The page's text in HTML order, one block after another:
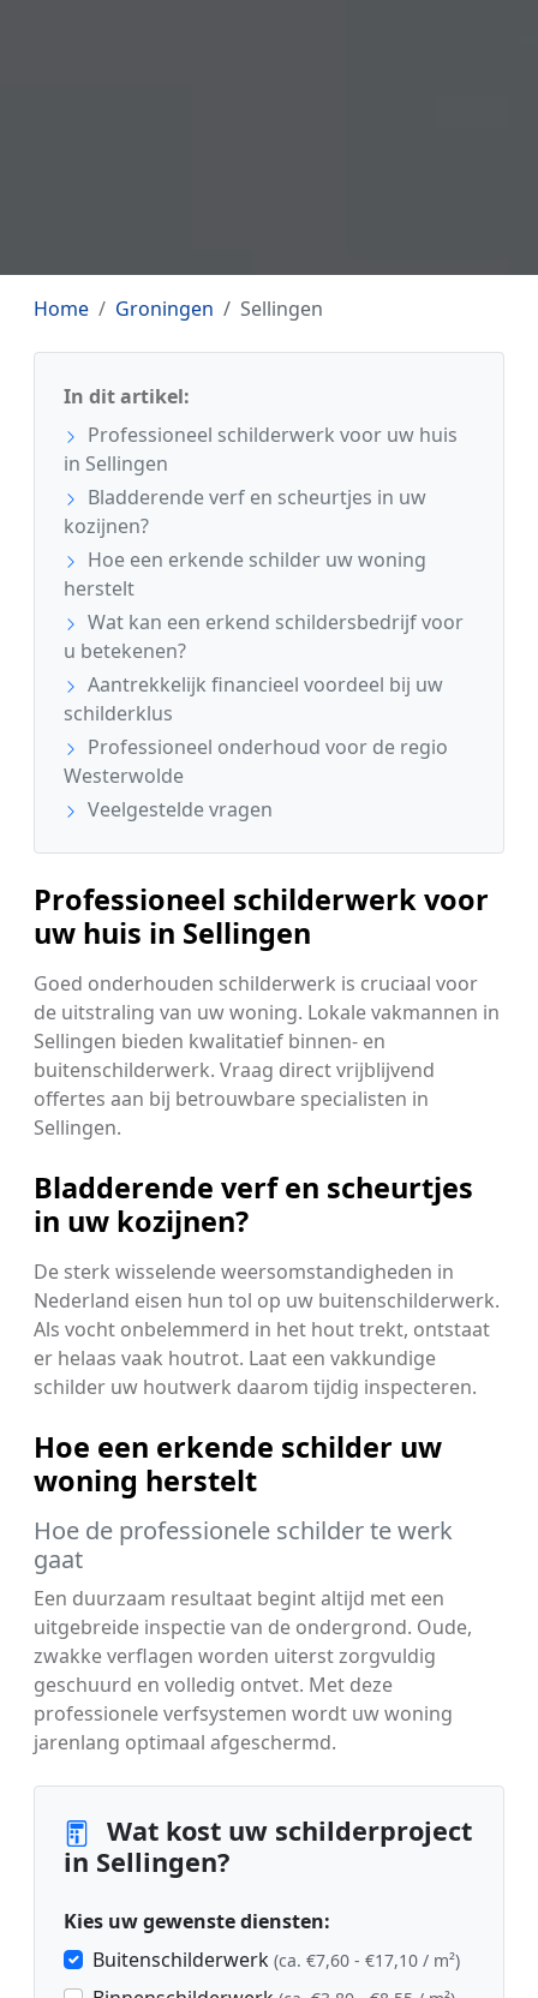
Home Groningen Sellingen
In dit artikel:
Professioneel schilderwerk voor uw huis
in Sellingen
Bladderende verf en scheurtjes in uw
kozijnen?
Hoe een erkende schilder uw woning
herstelt
Wat kan een erkend schildersbedrijf voor
u betekenen?
Aantrekkelijk financieel voordeel bij uw
schilderklus
Professioneel onderhoud voor de regio
Westerwolde
Veelgestelde vragen
Professioneel schilderwerk voor
uw huis in Sellingen
Goed onderhouden schilderwerk is cruciaal voor
de uitstraling van uw woning. Lokale vakmannen in
Sellingen bieden kwalitatief binnen- en
buitenschilderwerk. Vraag direct vrijblijvend
offertes aan bij betrouwbare specialisten in
Sellingen.
Bladderende verf en scheurtjes
in uw kozijnen?
De sterk wisselende weersomstandigheden in
Nederland eisen hun tol op uw buitenschilderwerk.
Als vocht onbelemmerd in het hout trekt, ontstaat
er helaas vaak houtrot. Laat een vakkundige
schilder uw houtwerk daarom tijdig inspecteren.
Hoe een erkende schilder uw
woning herstelt
Hoe de professionele schilder te werk
gaat
Een duurzaam resultaat begint altijd met een
uitgebreide inspectie van de ondergrond. Oude,
zwakke verflagen worden uiterst zorgvuldig
geschuurd en volledig ontvet. Met deze
professionele verfsystemen wordt uw woning
jarenlang optimaal afgeschermd.
Wat kost uw schilderproject
in Sellingen?
Kies uw gewenste diensten:
Buitenschilderwerk (ca. €7,60 - €17,10 / m²)